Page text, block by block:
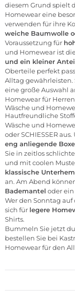
diesem Grund spielt
Homewear eine
verwenden für ihre
weiche Baumwolle
Voraussetzung für
und Homewear ist
und ein kleiner
Oberteile perfekt
Alltag gewährleisten.
eine große Auswahl
Homewear für
Wäsche und
Hautfreundliche
Wäsche und
oderSCHIESSERaus.
eng anliegende
Sie in zeitlos
und mit coolen
klassische
an. Am Abend
Bademantel oder
Wer den Sonntag
sich für legere
Shirts.
Bummeln Sie jetzt
bestellen Sie bei
Homewear für den